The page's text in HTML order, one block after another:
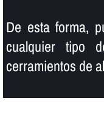
De esta forma,
cualquier tipo
cerramientos de